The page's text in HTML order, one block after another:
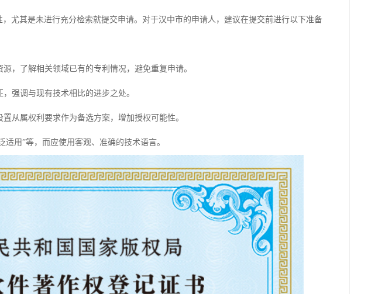
尤其是未进行充分检索就提交申请。对于汉中市的申请人，建议在提交前进行以下准备
，了解相关领域已有的专利情况，避免重复申请。
强调与现有技术相比的进步之处。
从属权利要求作为备选方案，增加授权可能性。
适用”等，而应使用客观、准确的技术语言。